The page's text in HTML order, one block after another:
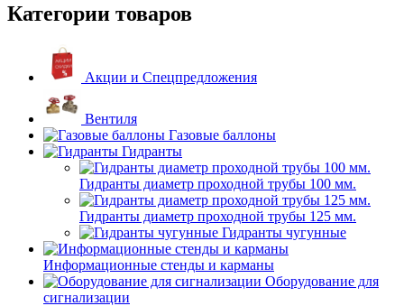
Категории товаров
Акции и Спецпредложения
Вентиля
Газовые баллоны
Гидранты
Гидранты диаметр проходной трубы 100 мм.
Гидранты диаметр проходной трубы 125 мм.
Гидранты чугунные
Информационные стенды и карманы
Оборудование для
сигнализации